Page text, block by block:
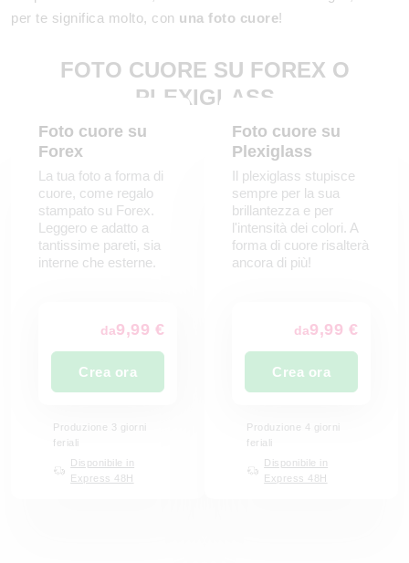
per te significa molto, con una foto cuore!
FOTO CUORE SU FOREX O
PLEXIGLASS
Foto cuore su
Forex
La tua foto a forma di
cuore, come regalo
stampato su Forex.
Leggero e adatto a
tantissime pareti, sia
interne che esterne.
da9,99 €
Crea ora
Produzione 3 giorni
feriali
Disponibile in
Express 48H
Foto cuore su
Plexiglass
Il plexiglass stupisce
sempre per la sua
brillantezza e per
l'intensità dei colori. A
forma di cuore risalterà
ancora di più!
da9,99 €
Crea ora
Produzione 4 giorni
feriali
Disponibile in
Express 48H